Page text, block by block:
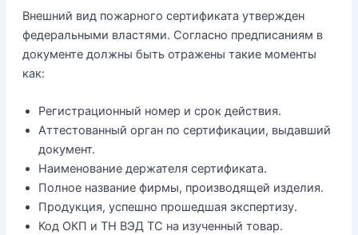
Внешний вид пожарного сертификата утвержден
федеральными властями. Согласно предписаниям в
документе должны быть отражены такие моменты
как:
Регистрационный номер и срок действия.
Аттестованный орган по сертификации, выдавший
документ.
Наименование держателя сертификата.
Полное название фирмы, производящей изделия.
Продукция, успешно прошедшая экспертизу.
Код ОКП и ТН ВЭД ТС на изученный товар.